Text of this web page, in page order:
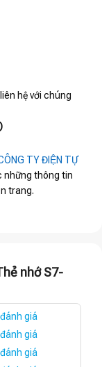
hệ với chúng
TY ĐIỆN TỰ
những thông tin
trang.
nhớ S7-
đánh giá
đánh giá
đánh giá